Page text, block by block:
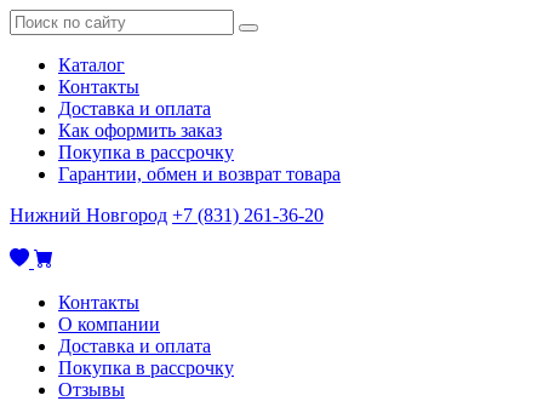
Каталог
Контакты
Доставка и оплата
Как оформить заказ
Покупка в рассрочку
Гарантии, обмен и возврат товара
Нижний Новгород +7 (831) 261-36-20
Контакты
О компании
Доставка и оплата
Покупка в рассрочку
Отзывы